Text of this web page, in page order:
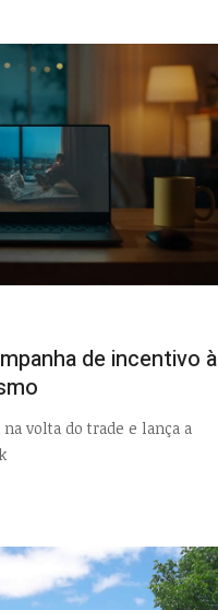
de incentivo à
volta do trade e lança a